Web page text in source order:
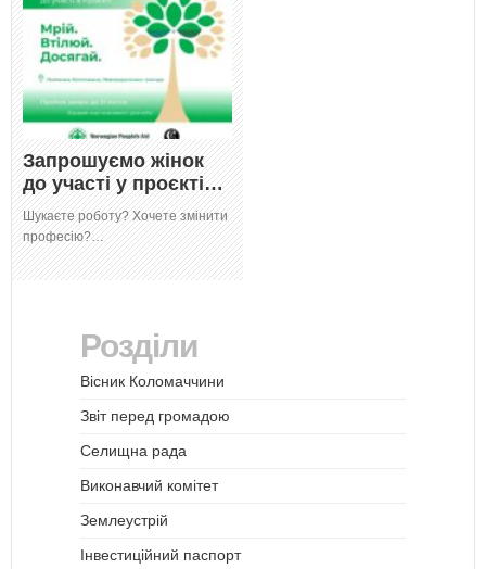
Запрошуємо жінок
до участі у проєкті…
Шукаєте роботу? Хочете змінити
професію?…
Розділи
Вісник Коломаччини
Звіт перед громадою
Селищна рада
Виконавчий комітет
Землеустрій
Інвестиційний паспорт